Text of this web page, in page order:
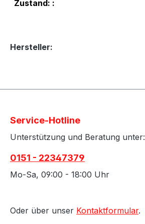
Zustand: :
Hersteller:
Service-Hotline
Unterstützung und Beratung unter:
0151 - 22347379
Mo-Sa, 09:00 - 18:00 Uhr
Oder über unser Kontaktformular.